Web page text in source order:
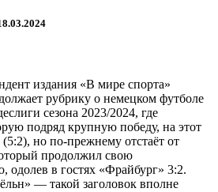
издания «В мире спорта»
рубрику о немецком футболе
сезона 2023/2024, где
подряд крупную победу, на этот
но по-прежнему отстаёт от
продолжил свою
в гостях «Фрайбург» 3:2.
— такой заголовок вполне